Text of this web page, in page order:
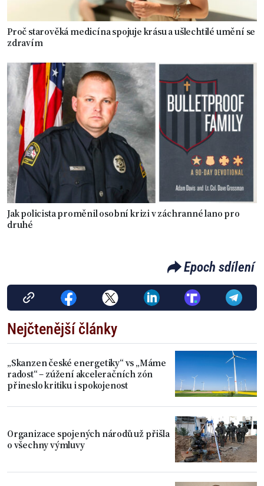
Proč starověká medicína spojuje krásu a ušlechtilé umění se
zdravím
Jak policista proměnil osobní krizi v záchranné lano pro
druhé
Epoch sdílení
Nejčtenější články
„Skanzen české energetiky“ vs „Máme
radost“ – zúžení akceleračních zón
přineslo kritiku i spokojenost
Organizace spojených národů už přišla
o všechny výmluvy